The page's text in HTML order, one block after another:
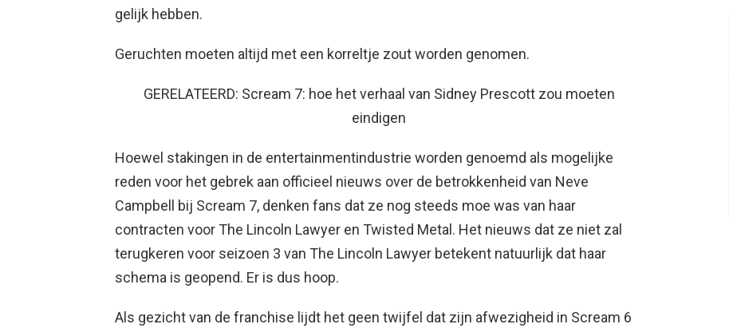
gelijk hebben.
Geruchten moeten altijd met een korreltje zout worden genomen.
GERELATEERD: Scream 7: hoe het verhaal van Sidney Prescott zou moeten
eindigen
Hoewel stakingen in de entertainmentindustrie worden genoemd als mogelijke
reden voor het gebrek aan officieel nieuws over de betrokkenheid van Neve
Campbell bij Scream 7, denken fans dat ze nog steeds moe was van haar
contracten voor The Lincoln Lawyer en Twisted Metal. Het nieuws dat ze niet zal
terugkeren voor seizoen 3 van The Lincoln Lawyer betekent natuurlijk dat haar
schema is geopend. Er is dus hoop.
Als gezicht van de franchise lijdt het geen twijfel dat zijn afwezigheid in Scream 6